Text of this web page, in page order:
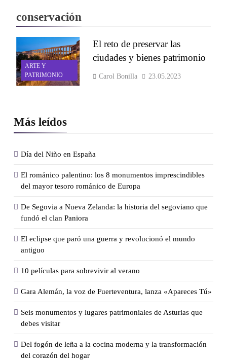
Más leídos
Día del Niño en España
El románico palentino: los 8 monumentos imprescindibles
del mayor tesoro románico de Europa
De Segovia a Nueva Zelanda: la historia del segoviano que
fundó el clan Paniora
El eclipse que paró una guerra y revolucionó el mundo
antiguo
10 películas para sobrevivir al verano
Gara Alemán, la voz de Fuerteventura, lanza «Apareces Tú»
Seis monumentos y lugares patrimoniales de Asturias que
debes visitar
Del fogón de leña a la cocina moderna y la transformación
del corazón del hogar
conservación
ARTE Y
PATRIMONIO
El reto de preservar las
ciudades y bienes patrimonio
Carol Bonilla 23.05.2023